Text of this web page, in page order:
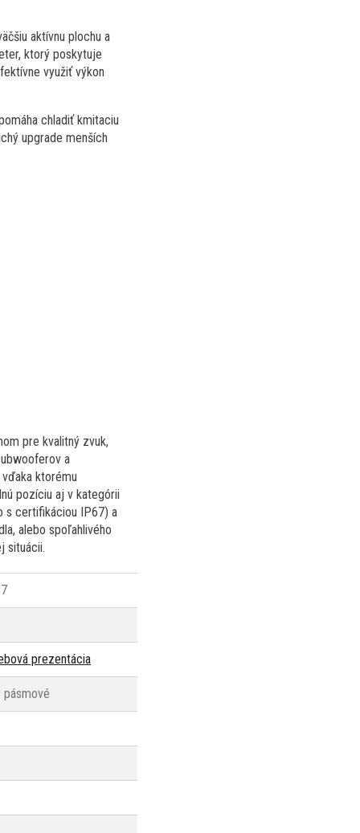
aktívnu plochu a
ktorý poskytuje
využiť výkon
chladiť kmitaciu
upgrade menších
pre kvalitný zvuk,
a
ktorému
pozíciu aj v kategórii
s certifikáciou IP67) a
alebo spoľahlivého
situácii.
prezentácia
pásmové